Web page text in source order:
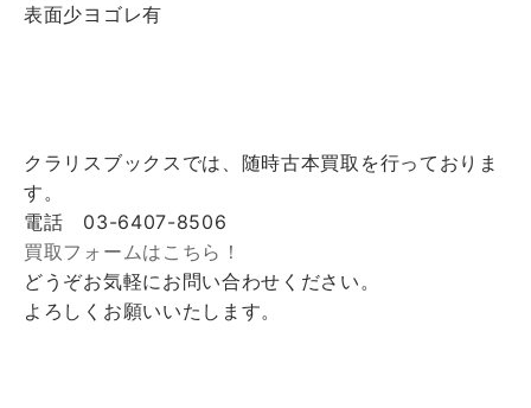
表面少ヨゴレ有
クラリスブックスでは、随時古本買取を行っておりま
す。
電話 03-6407-8506
買取フォームはこちら！
どうぞお気軽にお問い合わせください。
よろしくお願いいたします。